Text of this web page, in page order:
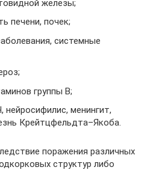
железы;
печени, почек;
системные
группы В;
менингит,
Крейтцфельдта–Якоба.
поражения различных
структур либо